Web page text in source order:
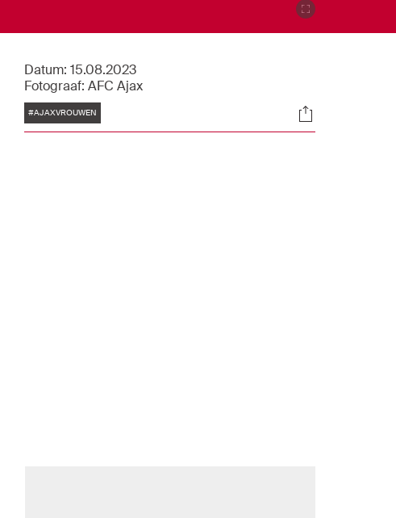
Datum: 15.08.2023
Fotograaf: AFC Ajax
Tags
#AJAXVROUWEN Socials